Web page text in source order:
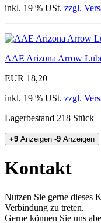
inkl. 19 % USt. zzgl.
AAE Arizona Arrow
EUR 18,20
inkl. 19 % USt. zzgl.
Lagerbestand 218 Stück
+9 Anzeigen -9 Anzeigen
Kontakt
Nutzen Sie gerne dieses
Verbindung zu treten.
Gerne können Sie uns